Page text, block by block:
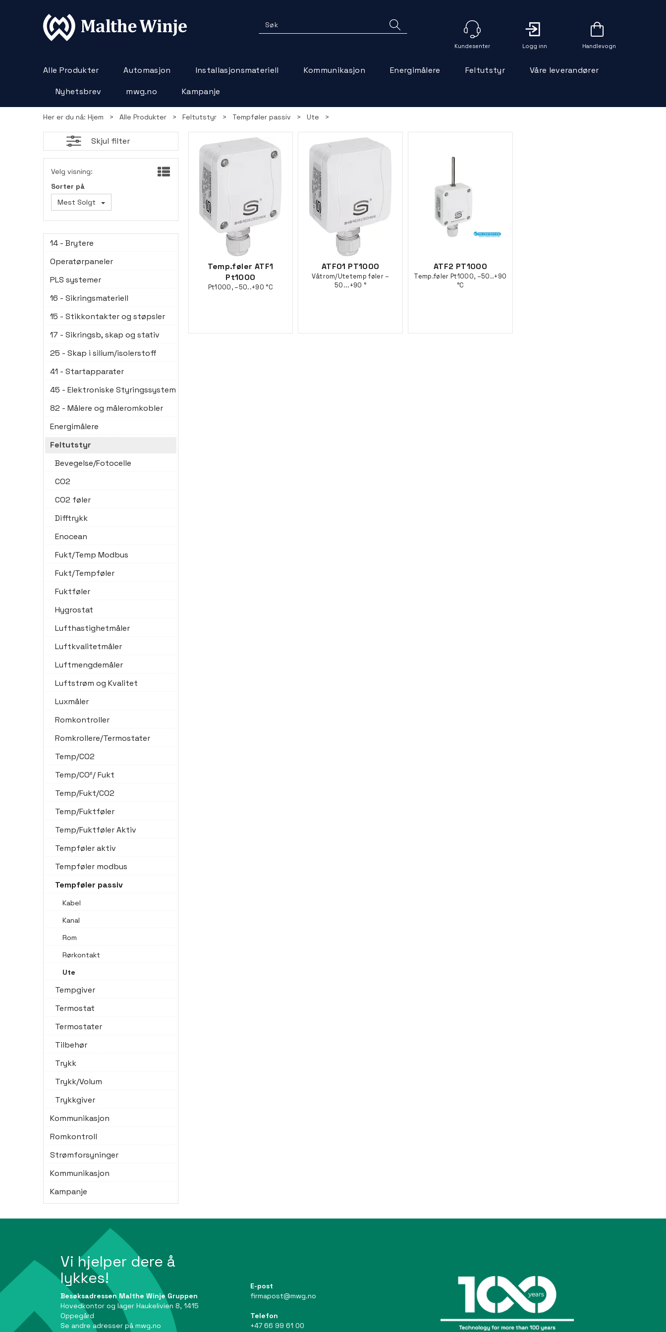
Logg inn Handlevogn
Alle Produkter Automasjon Installasjonsmateriell Kommunikasjon Energimålere Feltutstyr Våre leverandører
Nyhetsbrev mwg.no Kampanje
Her er du nå: Hjem > Alle Produkter > Feltutstyr > Tempføler passiv > Ute >
Skjul filter
Velg visning:
Sorter på
Mest Solgt
14 - Brytere
Operatørpaneler
PLS systemer
16 - Sikringsmateriell
15 - Stikkontakter og støpsler
17 - Sikringsb, skap og stativ
25 - Skap i silium/isolerstoff
41 - Startapparater
45 - Elektroniske Styringssystem
82 - Målere og måleromkobler
Energimålere
Feltutstyr
Bevegelse/Fotocelle
CO2
CO2 føler
Difftrykk
Enocean
Fukt/Temp Modbus
Fukt/Tempføler
Fuktføler
Hygrostat
Lufthastighetmåler
Luftkvalitetmåler
Luftmengdemåler
Luftstrøm og Kvalitet
Luxmåler
Romkontroller
Romkrollere/Termostater
Temp/CO2
Temp/CO²/ Fukt
Temp/Fukt/CO2
Temp/Fuktføler
Temp/Fuktføler Aktiv
Tempføler aktiv
Tempføler modbus
Tempføler passiv
Kabel
Kanal
Rom
Rørkontakt
Ute
Tempgiver
Termostat
Termostater
Tilbehør
Trykk
Trykk/Volum
Trykkgiver
Kommunikasjon
Romkontroll
Strømforsyninger
Kommunikasjon
Kampanje
Temp.føler ATF1
Pt1000
Pt1000, –50..+90 °C
ATF01 PT1000
Våtrom/Utetemp føler –
50...+90 °
ATF2 PT1000
Temp.føler Pt1000, –50..+90
°C
Vi hjelper dere å
lykkes!
Besøksadressen Malthe Winje Gruppen
Hovedkontor og lager Haukelivien 8, 1415
Oppegård
Se andre adresser på mwg.no
E-post
firmapost@mwg.no
Telefon
+47 66 99 61 00